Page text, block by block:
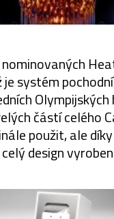
systém
Olympijských
částí celého
použit, ale
design